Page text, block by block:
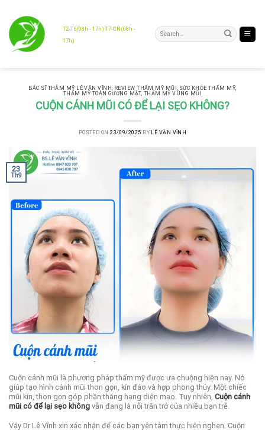
content
T2-T6(08h - 17h) T7-CN(08h -
17h)
BÁC SĨ THẪM MỸ LÊ VĂN VĨNH, REVIEW THẨM MỸ MŨI, SỨC KHỎE THẨM MỸ,
THẨM MỸ TOÀN GƯƠNG MẶT, THẨM MỸ VÙNG MŨI
CUỘN CÁNH MŨI CÓ ĐỂ LẠI SẸO KHÔNG?
POSTED ON23/09/2025 BY LÊ VĂN VĨNH
23
Th9
Cuộn cánh mũi là phương pháp thẩm mỹ được ưa chuộng hiện nay. Nó
giúp tạo hình cánh mũi thon gọn, kín đáo và hợp phong thủy. Một chiếc
mũi kín, thon gọn góp phần thăng hạng diện mạo. Tuy nhiên, Cuộn cánh
mũi có để lại sẹo không vẫn đang là nỗi trăn trở của nhiều bạn trẻ.
Vậy Dr Lê Vĩnh xin xác nhận để các bạn yên tâm thực hiện nghen. Cuộn